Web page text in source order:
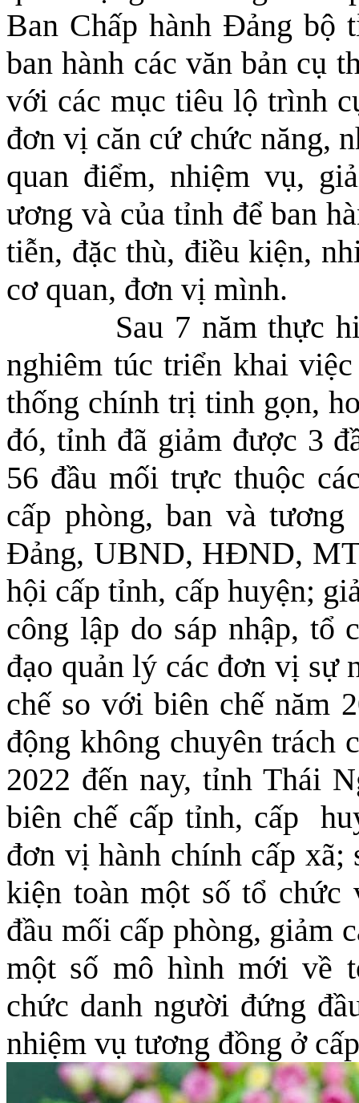
Ban Chấp hành Đảng bộ
ban hành các văn bản cụ
với các mục tiêu lộ trình
đơn vị căn cứ chức năng,
quan điểm, nhiệm vụ,
ương và của tỉnh để ban
tiễn, đặc thù, điều kiện,
cơ quan, đơn vị mình.
Sau 7 năm thực hiện
nghiêm túc triển khai
thống chính trị tinh gọn,
đó, tỉnh đã giảm được 3
56 đầu mối trực thuộc
cấp phòng, ban và
Đảng, UBND, HĐND,
hội cấp tỉnh, cấp huyện;
công lập do sáp nhập, tổ
đạo quản lý các đơn vị sự
chế so với biên chế năm
động không chuyên trách
2022 đến nay, tỉnh Thái
biên chế cấp tỉnh, cấp
đơn vị hành chính cấp xã;
kiện toàn một số tổ chức
đầu mối cấp phòng, giảm
một số mô hình mới về
chức danh người đứng
nhiệm vụ tương đồng ở